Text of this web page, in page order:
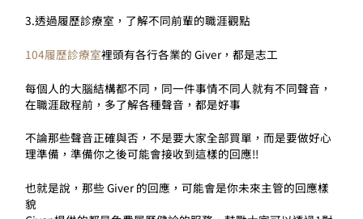
3.透過履歷診療室，了解不同前輩的職涯觀點
104履歷診療室裡頭有各行各業的 Giver，都是志工
每個人的大腦結構都不同，同一件事情不同人就有不同聲音，
在職涯啟程前，多了解各種聲音，都是好事
不論那些聲音正確與否，不是要大家全部買單，而是要做好心
理準備，準備你之後可能會接收到這樣的回應!!
也就是說，那些 Giver 的回應，可能會是你未來主管的回應樣
貌